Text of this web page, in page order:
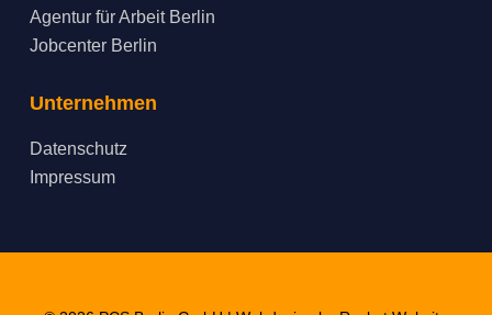
Agentur für Arbeit Berlin
Jobcenter Berlin
Unternehmen
Datenschutz
Impressum